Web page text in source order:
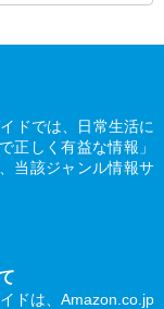
ドでは、日常生活に
正しく有益な情報」
当該ジャンル情報サ
ドは、Amazon.co.jp